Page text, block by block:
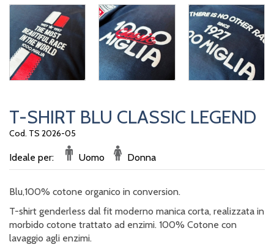
T-SHIRT BLU CLASSIC LEGEND
Cod. TS 2026-05
Ideale per: Uomo Donna
Blu,100% cotone organico in conversion.
T-shirt genderless dal fit moderno manica corta, realizzata in
morbido cotone trattato ad enzimi. 100% Cotone con
lavaggio agli enzimi.